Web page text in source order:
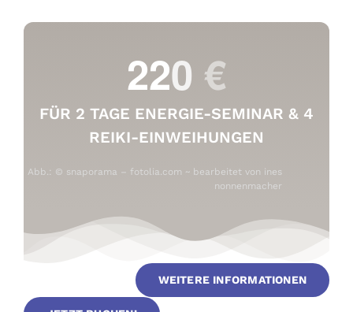
FÜR 2 TAGE ENERGIE-SEMINAR & 4
REIKI-EINWEIHUNGEN
Abb.: © snaporama – fotolia.com ~ bearbeitet von ines
nonnenmacher
WEITERE INFORMATIONEN